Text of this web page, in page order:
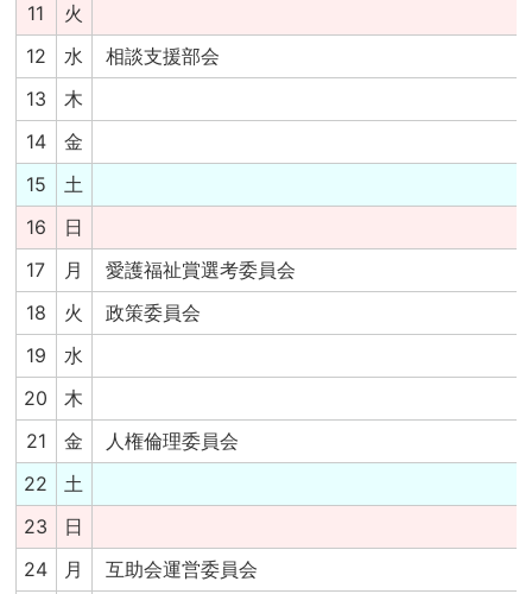
11
火
12
水
相談支援部会
13
木
14
金
15
土
16
日
17
月
愛護福祉賞選考委員会
18
火
政策委員会
19
水
20
木
21
金
人権倫理委員会
22
土
23
日
24
月
互助会運営委員会